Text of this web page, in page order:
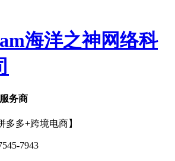
务商
多多+跨境电商】
7943